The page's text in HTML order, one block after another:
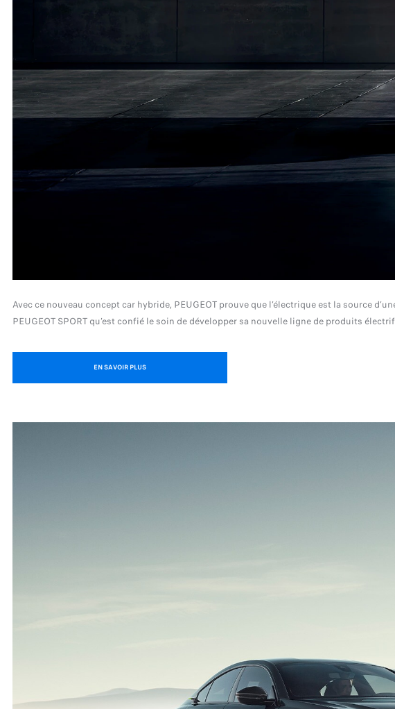
Avec ce nouveau concept car hybride, PEUGEOT prouve que l’électrique est la source
PEUGEOT SPORT qu’est confié le soin de développer sa nouvelle ligne de produits
EN SAVOIR PLUS